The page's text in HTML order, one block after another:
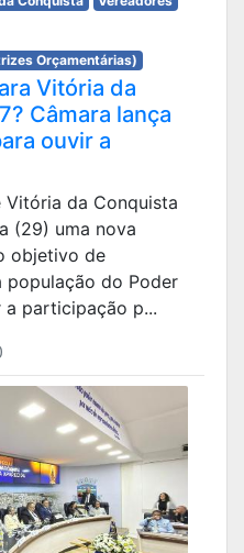
Orçamentárias)
Vitória da
Câmara lança
ouvir a
Vitória da Conquista
(29) uma nova
objetivo de
população do Poder
participação p...